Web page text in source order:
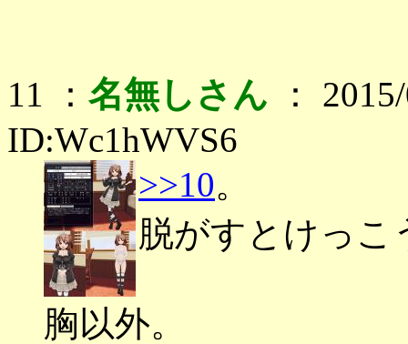
11 ： 名無しさん ：
ID:Wc1hWVS6
>>10。
脱がすとけっこ
胸以外。